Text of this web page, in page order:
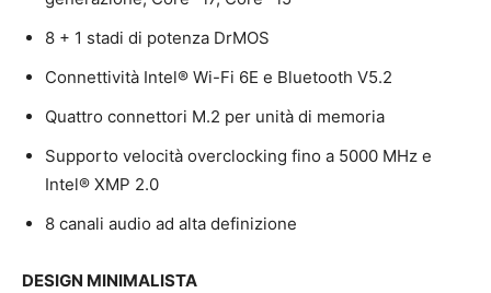
8 + 1 stadi di potenza DrMOS
Connettività Intel® Wi-Fi 6E e Bluetooth V5.2
Quattro connettori M.2 per unità di memoria
Supporto velocità overclocking fino a 5000 MHz e
Intel® XMP 2.0
8 canali audio ad alta definizione
DESIGN MINIMALISTA